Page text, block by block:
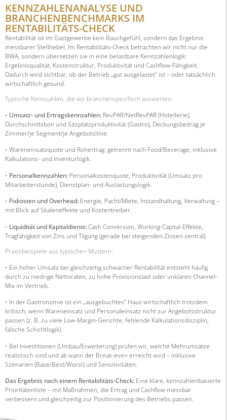
KENNZAHLENANALYSE UND
BRANCHENBENCHMARKS IM
RENTABILITÄTS-CHECK
Rentabilität ist im Gastgewerbe kein Bauchgefühl, sondern das Ergebnis
messbarer Stellhebel. Im Rentabilitäts-Check betrachten wir nicht nur die
BWA, sondern übersetzen sie in eine belastbare Kennzahlenlogik:
Ergebnisqualität, Kostenstruktur, Produktivität und Cashflow-Fähigkeit.
Dadurch wird sichtbar, ob der Betrieb „gut ausgelastet“ ist – oder tatsächlich
wirtschaftlich gesund.
Typische Kennzahlen, die wir branchenspezifisch auswerten:
• Umsatz- und Ertragskennzahlen: RevPAR/NetRevPAR (Hotellerie),
Durchschnittsbon und Sitzplatzproduktivität (Gastro), Deckungsbeitrag je
Zimmer/je Segment/je Angebotslinie.
• Wareneinsatzquote und Rohertrag: getrennt nach Food/Beverage, inklusive
Kalkulations- und Inventurlogik.
• Personalkennzahlen: Personalkostenquote, Produktivität (Umsatz pro
Mitarbeiterstunde), Dienstplan- und Auslastungslogik.
• Fixkosten und Overhead: Energie, Pacht/Miete, Instandhaltung, Verwaltung –
mit Blick auf Skaleneffekte und Kostentreiber.
• Liquidität und Kapitaldienst:Cash Conversion, Working-Capital-Effekte,
Tragfähigkeit von Zins und Tilgung (gerade bei steigenden Zinsen zentral).
Praxisbeispiele aus typischen Mustern:
• Ein hoher Umsatz bei gleichzeitig schwacher Rentabilität entsteht häufig
durch zu niedrige Nettoraten, zu hohe Provisionslast oder unklaren Channel-
Mix im Vertrieb.
• In der Gastronomie ist ein „ausgebuchtes“ Haus wirtschaftlich trotzdem
kritisch, wenn Wareneinsatz und Personaleinsatz nicht zur Angebotsstruktur
passen (z. B. zu viele Low-Margin-Gerichte, fehlende Kalkulationsdisziplin,
falsche Schichtlogik).
• Bei Investitionen (Umbau/Erweiterung) prüfen wir, welche Mehrumsätze
realistisch sind und ab wann der Break-even erreicht wird – inklusive
Szenarien (Base/Best/Worst) und Sensitivitäten.
Das Ergebnis nach einem Rentabilitäts-Check: Eine klare, kennzahlenbasierte
Prioritätenliste – mit Maßnahmen, die Ertrag und Cashflow messbar
verbessern und gleichzeitig zur Positionierung des Betriebs passen.